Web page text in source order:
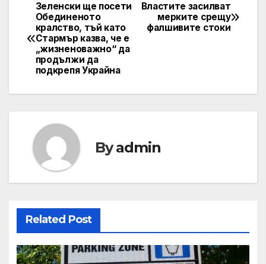
Post
navigation
Властите засилват
мерките срещу
фалшивите стоки
Зеленски ще посети
Обединеното
кралство, тъй като
Стармър казва, че е
„жизненоважно“ да
продължи да
подкрепя Украйна
Byadmin
Related Post